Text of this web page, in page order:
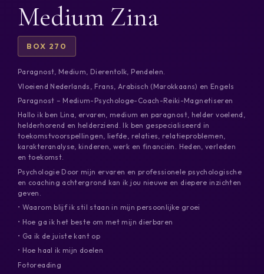
Medium Zina
BOX 270
Paragnost, Medium, Dierentolk, Pendelen.
Vloeiend Nederlands, Frans, Arabisch (Marokkaans) en Engels
Paragnost – Medium-Psychologe-Coach-Reiki-Magnetiseren
Hallo ik ben Lina, ervaren, medium en paragnost, helder voelend,
helderhorend en helderziend. Ik ben gespecialiseerd in
toekomstvoorspellingen, liefde, relaties, relatieproblemen,
karakteranalyse, kinderen, werk en financiën. Heden, verleden
en toekomst.
Psychologie Door mijn ervaren en professionele psychologische
en coaching achtergrond kan ik jou nieuwe en diepere inzichten
geven.
• Waarom blijf ik stil staan in mijn persoonlijke groei
• Hoe ga ik het beste om met mijn dierbaren
• Ga ik de juiste kant op
• Hoe haal ik mijn doelen
Fotoreading